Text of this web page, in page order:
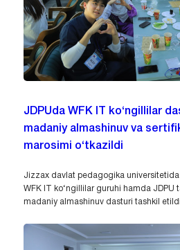
JDPUda WFK IT ko‘ngillilar
madaniy almashinuv va
marosimi o‘tkazildi
Jizzax davlat pedagogika
WFK IT ko‘ngillilar guruhi hamda JDPU
madaniy almashinuv dasturi tashkil etildi.